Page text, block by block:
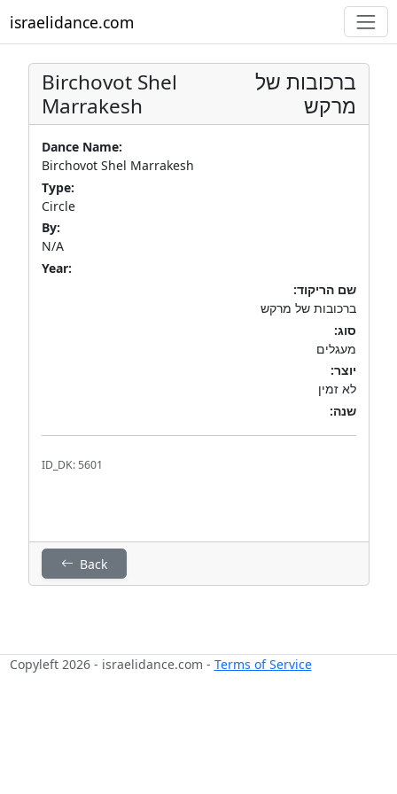
israelidance.com
Birchovot Shel
Marrakesh
ברכובות של
מרקש
Dance Name:
Birchovot Shel Marrakesh
Type:
Circle
By:
N/A
Year:
שם הריקוד:
ברכובות של מרקש
סוג:
מעגלים
יוצר:
לא זמין
שנה:
ID_DK: 5601
Back
Copyleft 2026 - israelidance.com - Terms of Service